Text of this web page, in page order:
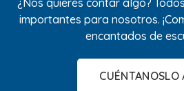
¿Nos quieres contar algo?
importantes para nosotros.
encantados de
CUÉNTANOSLO